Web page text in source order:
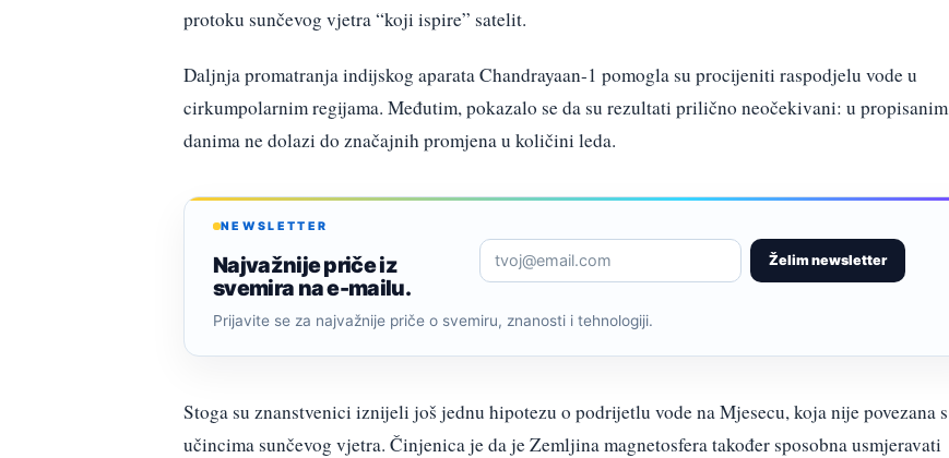
protoku sunčevog vjetra “koji ispire” satelit.
Daljnja promatranja indijskog aparata Chandrayaan-1 pomogla su procijeniti raspodjelu vode u
cirkumpolarnim regijama. Međutim, pokazalo se da su rezultati prilično neočekivani: u propisanim
danima ne dolazi do značajnih promjena u količini leda.
NEWSLETTER
Najvažnije priče iz
svemira na e-mailu.
Želim newsletter
Prijavite se za najvažnije priče o svemiru, znanosti i tehnologiji.
Stoga su znanstvenici iznijeli još jednu hipotezu o podrijetlu vode na Mjesecu, koja nije povezana s
učincima sunčevog vjetra. Činjenica je da je Zemljina magnetosfera također sposobna usmjeravati